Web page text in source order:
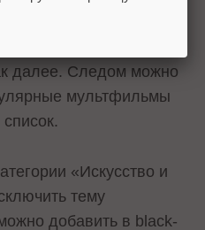
далее. Следом можно
мультфильмы
«Искусство и
тему
добавить в black-